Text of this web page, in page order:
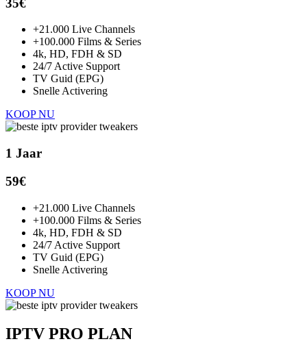
+21.000 Live Channels
+100.000 Films & Series
4k, HD, FDH & SD
24/7 Active Support
TV Guid (EPG)
Snelle Activering
KOOP NU
1 Jaar
59€
+21.000 Live Channels
+100.000 Films & Series
4k, HD, FDH & SD
24/7 Active Support
TV Guid (EPG)
Snelle Activering
KOOP NU
IPTV PRO PLAN